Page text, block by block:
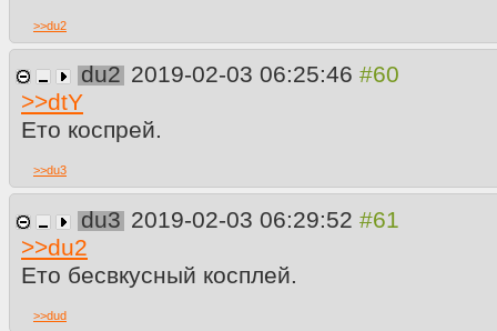
>>du2
du2 2019-02-03 06:25:46
>>dtY
Ето коспрей.
>>du3
du3 2019-02-03 06:29:52
>>du2
Ето бесвкусный косплей.
>>dud